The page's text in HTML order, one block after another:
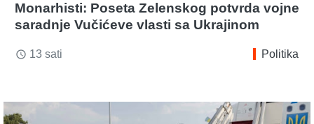
Monarhisti: Poseta Zelenskog potvrda vojne
saradnje Vučićeve vlasti sa Ukrajinom
access_time 13 sati Politika